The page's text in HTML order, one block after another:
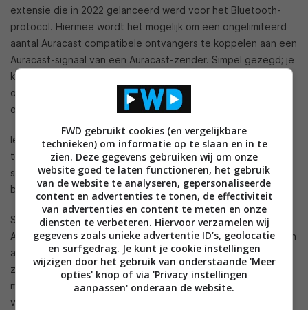
extensie die in 2022 gelanceerd werd voor het Bluetooth-
protocol. Hiermee wordt het mogelijk om een ongelimiteerd
aantal Auracast compatibele ontvangers te koppelen aan een
Auracast-signaal van een Auracast-zender. Simpel gezegd; je
kunt een onbeperkt aantal compatibele Bluetooth-headsets
of -speakers koppelen aan een bron die Auracast
ondersteunt.
Iedere headset of speaker krijgt dan hetzelfde signaal
toegestuurd, maar er zijn al mogelijkheden om verschillende
signalen naar verschillende ontvangers te sturen,
bijvoorbeeld voor vertalingen.
Samsung rolt volgende maand een update uit waarmee
Auracast toegevoegd wordt aan de Galaxy Buds2 Pro en een
aantal 8K- en 4K-televisies die in 2023 op de markt gebracht
zijn. De verwachting is dat Auracast volgend jaar op
meerdere televisies, speakers, headsets en receivers zal
verschijnen.
FWD gebruikt cookies (en vergelijkbare
technieken) om informatie op te slaan en in te
zien. Deze gegevens gebruiken wij om onze
website goed te laten functioneren, het gebruik
van de website te analyseren, gepersonaliseerde
content en advertenties te tonen, de effectiviteit
van advertenties en content te meten en onze
diensten te verbeteren. Hiervoor verzamelen wij
gegevens zoals unieke advertentie ID’s, geolocatie
en surfgedrag. Je kunt je cookie instellingen
wijzigen door het gebruik van onderstaande 'Meer
opties' knop of via 'Privacy instellingen
aanpassen' onderaan de website.